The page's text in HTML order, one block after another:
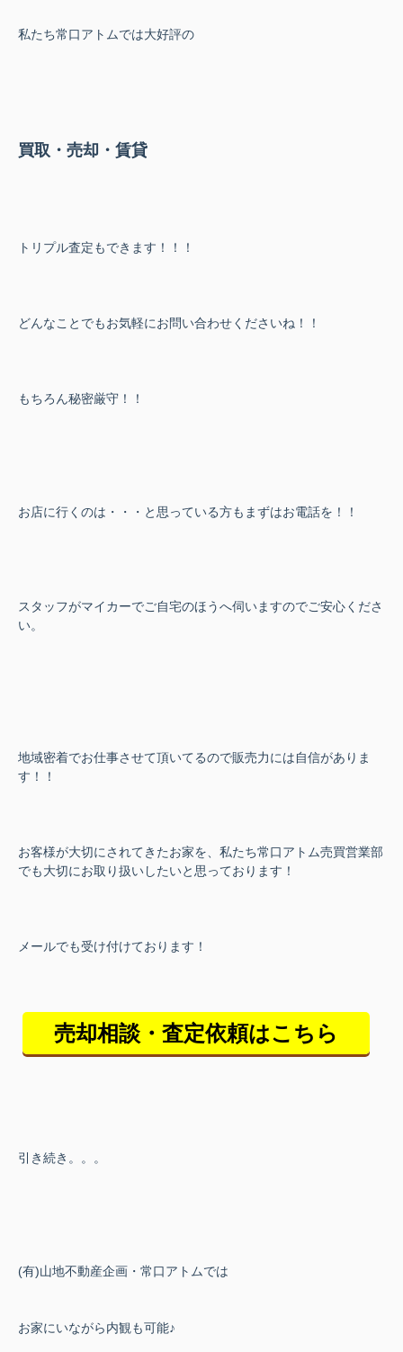
私たち常口アトムでは大好評の
買取・売却・賃貸
トリプル査定もできます！！！
どんなことでもお気軽にお問い合わせくださいね！！
もちろん秘密厳守！！
お店に行くのは・・・と思っている方もまずはお電話を！！
スタッフがマイカーでご自宅のほうへ伺いますのでご安心くださ
い。
地域密着でお仕事させて頂いてるので販売力には自信がありま
す！！
お客様が大切にされてきたお家を、私たち常口アトム売買営業部
でも大切にお取り扱いしたいと思っております！
メールでも受け付けております！
売却相談・査定依頼はこちら
引き続き。。。
(有)山地不動産企画・常口アトムでは
お家にいながら内観も可能♪